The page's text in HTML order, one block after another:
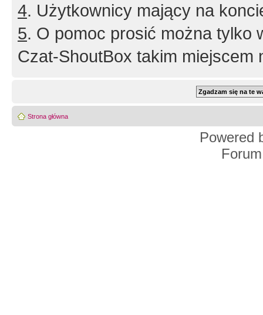
4. Użytkownicy mający na
5. O pomoc prosić można tylko
Czat-ShoutBox takim miejscem
Strona główna
Powered